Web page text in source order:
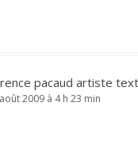
pacaud artiste
2009 à 4 h 23 min